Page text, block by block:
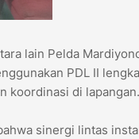
lain Pelda
PDL II
koordinasi di lapangan.
sinergi lintas